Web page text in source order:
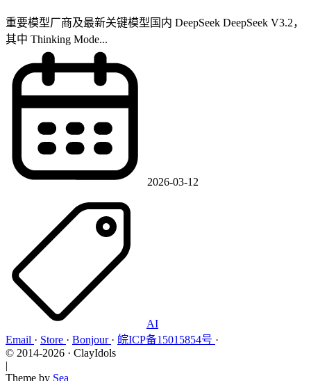
重要模型厂商及最新关键模型国内 DeepSeek DeepSeek V3.2，
其中 Thinking Mode...
2026-03-12
AI
Email · Store · Bonjour · 皖ICP备15015854号 ·
© 2014-2026 · ClayIdols
|
Theme by Sea